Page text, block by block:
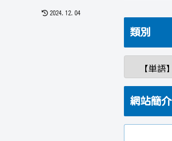
2024.12.04
類別
網站簡介